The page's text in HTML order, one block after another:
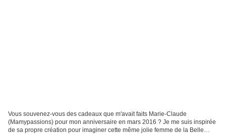
Vous souvenez-vous des cadeaux que m'avait faits Marie-Claude
(Mamypassions) pour mon anniversaire en mars 2016 ? Je me suis inspirée
de sa propre création pour imaginer cette même jolie femme de la Belle